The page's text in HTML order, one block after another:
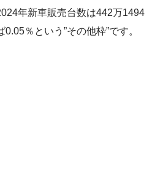
年新車販売台数は442万1494
％という”その他枠”です。